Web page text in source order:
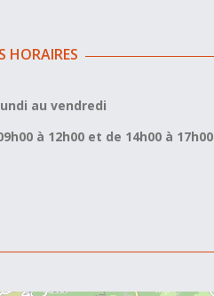
HORAIRES
au vendredi
à 12h00 et de 14h00 à 17h00